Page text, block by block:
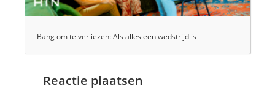
Bang om te verliezen: Als alles een wedstrijd is
Reactie plaatsen